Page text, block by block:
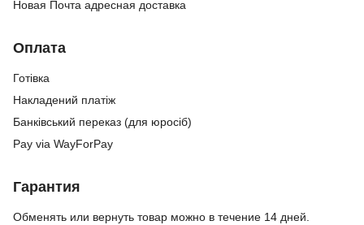
Новая Почта адресная доставка
Оплата
Готівка
Накладений платіж
Банківський переказ (для юросіб)
Pay via WayForPay
Гарантия
Обменять или вернуть товар можно в течение 14 дней.